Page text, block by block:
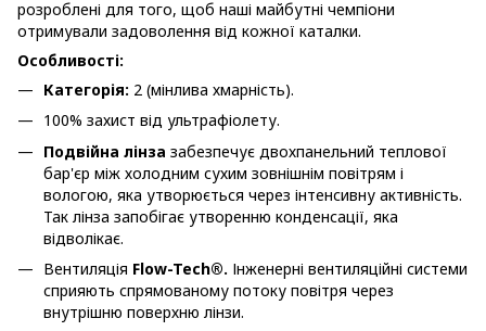
розроблені для того, щоб наші майбутні чемпіони
отримували задоволення від кожної каталки.
Особливості:
Категорія: 2 (мінлива хмарність).
100% захист від ультрафіолету.
Подвійна лінза забезпечує двохпанельний теплової
бар'єр між холодним сухим зовнішнім повітрям і
вологою, яка утворюється через інтенсивну активність.
Так лінза запобігає утворенню конденсації, яка
відволікає.
Вентиляція Flow-Tech®. Інженерні вентиляційні системи
сприяють спрямованому потоку повітря через
внутрішню поверхню лінзи.